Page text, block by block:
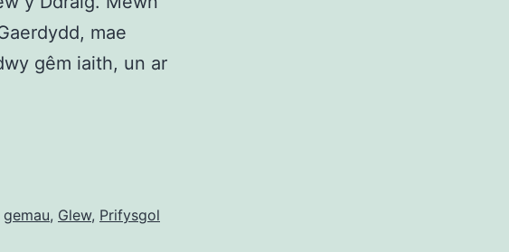
mae
gêm iaith, un ar
gemau, Glew, Prifysgol